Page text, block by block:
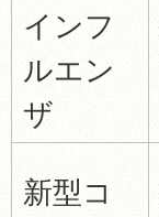
インフ
ルエン
ザ
新型コ